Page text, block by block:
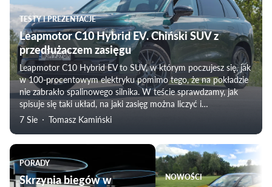
TESTY I PREZENTACJE
Leapmotor C10 Hybrid EV. Chiński SUV z
przedłużaczem zasięgu
Leapmotor C10 Hybrid EV to SUV, w którym poczujesz się, jak
w 100-procentowym elektryku pomimo tego, że na pokładzie
nie zabrakło spalinowego silnika. W teście sprawdzamy, jak
spisuje się taki układ, na jaki zasięg można liczyć i
weryfikujemy subiektywne odczucia towarzyszące
7 Sie Tomasz Kamiński
PORADY
Skrzynia biegów w
NOWOŚCI